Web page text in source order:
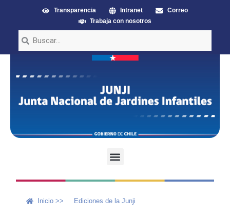
Transparencia Intranet
Correo
Trabaja con nosotros
Inicio >> Ediciones de la Junji